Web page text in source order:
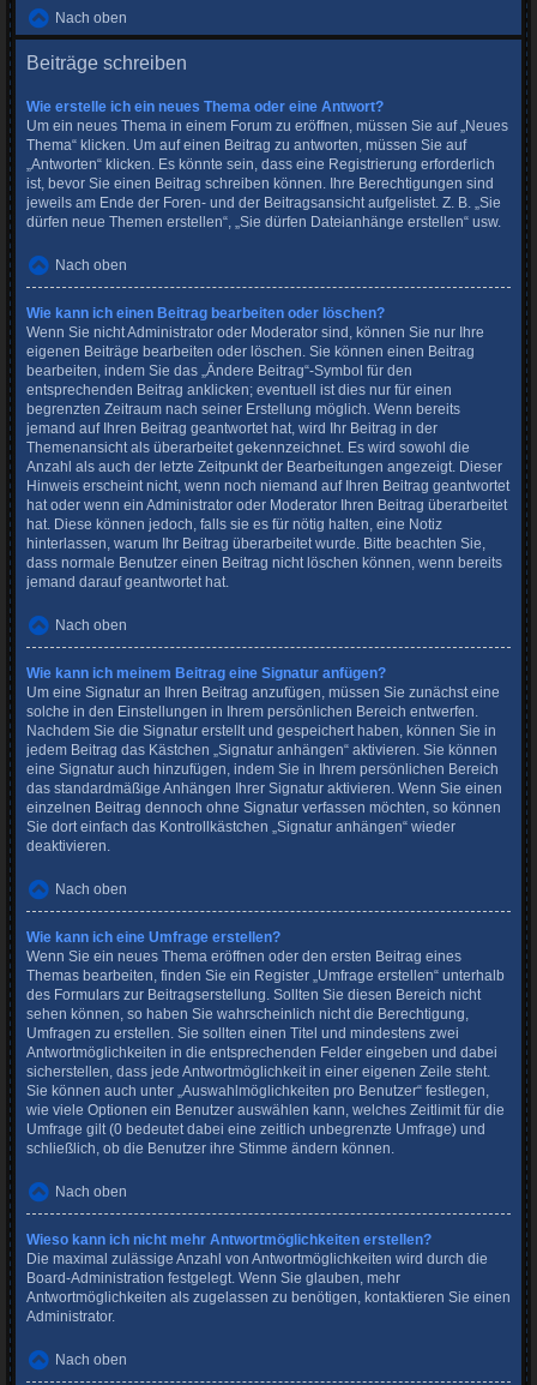
Nach oben
Beiträge schreiben
Wie erstelle ich ein neues Thema oder eine Antwort?
Um ein neues Thema in einem Forum zu eröffnen, müssen Sie auf „Neues
Thema“ klicken. Um auf einen Beitrag zu antworten, müssen Sie auf
„Antworten“ klicken. Es könnte sein, dass eine Registrierung erforderlich
ist, bevor Sie einen Beitrag schreiben können. Ihre Berechtigungen sind
jeweils am Ende der Foren- und der Beitragsansicht aufgelistet. Z. B. „Sie
dürfen neue Themen erstellen“, „Sie dürfen Dateianhänge erstellen“ usw.
Nach oben
Wie kann ich einen Beitrag bearbeiten oder löschen?
Wenn Sie nicht Administrator oder Moderator sind, können Sie nur Ihre
eigenen Beiträge bearbeiten oder löschen. Sie können einen Beitrag
bearbeiten, indem Sie das „Ändere Beitrag“-Symbol für den
entsprechenden Beitrag anklicken; eventuell ist dies nur für einen
begrenzten Zeitraum nach seiner Erstellung möglich. Wenn bereits
jemand auf Ihren Beitrag geantwortet hat, wird Ihr Beitrag in der
Themenansicht als überarbeitet gekennzeichnet. Es wird sowohl die
Anzahl als auch der letzte Zeitpunkt der Bearbeitungen angezeigt. Dieser
Hinweis erscheint nicht, wenn noch niemand auf Ihren Beitrag geantwortet
hat oder wenn ein Administrator oder Moderator Ihren Beitrag überarbeitet
hat. Diese können jedoch, falls sie es für nötig halten, eine Notiz
hinterlassen, warum Ihr Beitrag überarbeitet wurde. Bitte beachten Sie,
dass normale Benutzer einen Beitrag nicht löschen können, wenn bereits
jemand darauf geantwortet hat.
Nach oben
Wie kann ich meinem Beitrag eine Signatur anfügen?
Um eine Signatur an Ihren Beitrag anzufügen, müssen Sie zunächst eine
solche in den Einstellungen in Ihrem persönlichen Bereich entwerfen.
Nachdem Sie die Signatur erstellt und gespeichert haben, können Sie in
jedem Beitrag das Kästchen „Signatur anhängen“ aktivieren. Sie können
eine Signatur auch hinzufügen, indem Sie in Ihrem persönlichen Bereich
das standardmäßige Anhängen Ihrer Signatur aktivieren. Wenn Sie einen
einzelnen Beitrag dennoch ohne Signatur verfassen möchten, so können
Sie dort einfach das Kontrollkästchen „Signatur anhängen“ wieder
deaktivieren.
Nach oben
Wie kann ich eine Umfrage erstellen?
Wenn Sie ein neues Thema eröffnen oder den ersten Beitrag eines
Themas bearbeiten, finden Sie ein Register „Umfrage erstellen“ unterhalb
des Formulars zur Beitragserstellung. Sollten Sie diesen Bereich nicht
sehen können, so haben Sie wahrscheinlich nicht die Berechtigung,
Umfragen zu erstellen. Sie sollten einen Titel und mindestens zwei
Antwortmöglichkeiten in die entsprechenden Felder eingeben und dabei
sicherstellen, dass jede Antwortmöglichkeit in einer eigenen Zeile steht.
Sie können auch unter „Auswahlmöglichkeiten pro Benutzer“ festlegen,
wie viele Optionen ein Benutzer auswählen kann, welches Zeitlimit für die
Umfrage gilt (0 bedeutet dabei eine zeitlich unbegrenzte Umfrage) und
schließlich, ob die Benutzer ihre Stimme ändern können.
Nach oben
Wieso kann ich nicht mehr Antwortmöglichkeiten erstellen?
Die maximal zulässige Anzahl von Antwortmöglichkeiten wird durch die
Board-Administration festgelegt. Wenn Sie glauben, mehr
Antwortmöglichkeiten als zugelassen zu benötigen, kontaktieren Sie einen
Administrator.
Nach oben